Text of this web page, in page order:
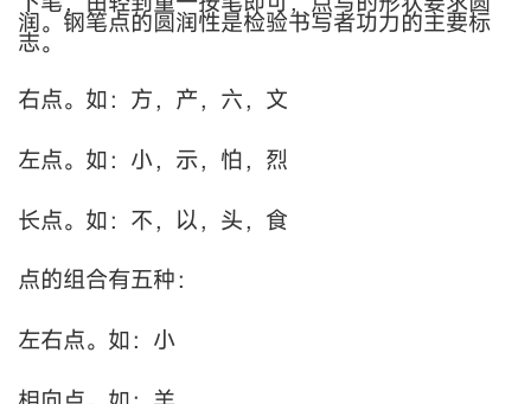
润。钢笔点的圆润性是检验书写者功力的主要标
志。
右点。如：方，产，六，文
左点。如：小，示，怕，烈
长点。如：不，以，头，食
点的组合有五种：
左右点。如：小